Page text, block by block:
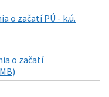
o začatí PÚ - k.ú.
o začatí